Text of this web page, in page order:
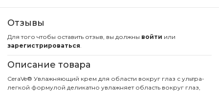
Отзывы
Для того чтобы оставить отзыв, вы должны войти или
зарегистрироваться.
Описание товара
CeraVe® Увлажняющий крем для области вокруг глаз с ультра-
легкой формулой деликатно увлажняет область вокруг глаз,